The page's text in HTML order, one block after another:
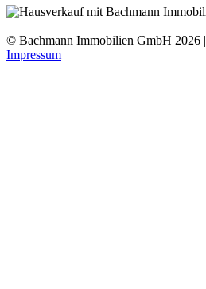
© Bachmann Immobilien GmbH 2026 |
Impressum